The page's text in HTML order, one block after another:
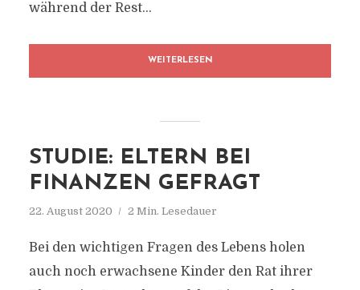
während der Rest...
WEITERLESEN
STUDIE: ELTERN BEI
FINANZEN GEFRAGT
22. August 2020 2 Min. Lesedauer
Bei den wichtigen Fragen des Lebens holen
auch noch erwachsene Kinder den Rat ihrer